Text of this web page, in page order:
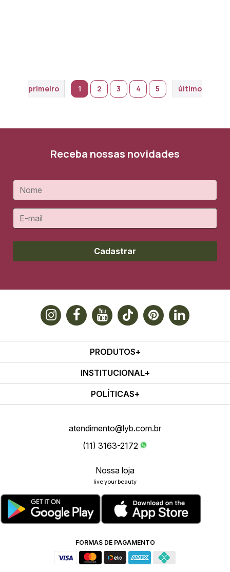
primeiro 1 2 3 4 5 último
Receba nossas novidades
Cadastrar
PRODUTOS
INSTITUCIONAL
POLÍTICAS
atendimento@lyb.com.br
(11) 3163-2172
Nossa loja
live your beauty
FORMAS DE PAGAMENTO